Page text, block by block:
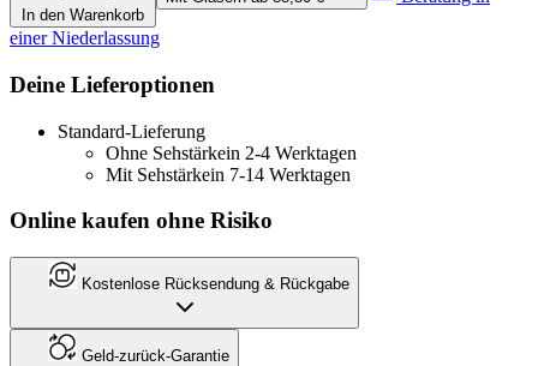
In den Warenkorb
einer Niederlassung
Deine Lieferoptionen
Standard-Lieferung
Ohne Sehstärkein 2-4 Werktagen
Mit Sehstärkein 7-14 Werktagen
Online kaufen ohne Risiko
Kostenlose Rücksendung & Rückgabe
Geld-zurück-Garantie